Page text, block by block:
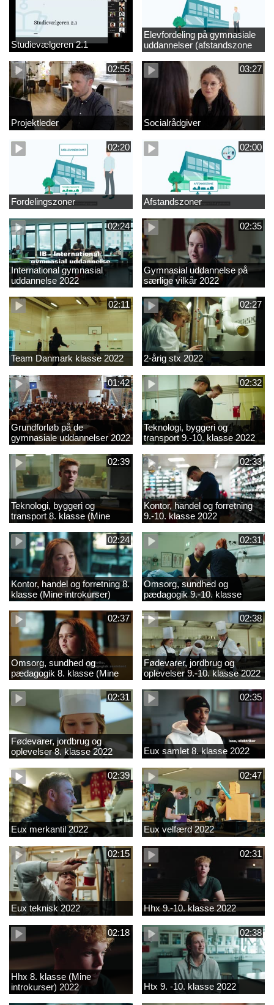
Studievælgeren 2.1
Elevfordeling på gymnasiale
uddannelser (afstandszone
redigeret)
02:55
Projektleder
03:27
Socialrådgiver
02:20
Fordelingszoner
02:00
Afstandszoner
02:24
International gymnasial
uddannelse 2022
02:35
Gymnasial uddannelse på
særlige vilkår 2022
02:11
Team Danmark klasse 2022
02:27
2-årig stx 2022
01:42
Grundforløb på de
gymnasiale uddannelser 2022
02:32
Teknologi, byggeri og
transport 9.-10. klasse 2022
02:39
Teknologi, byggeri og
transport 8. klasse (Mine
introkurser) 2022
02:33
Kontor, handel og forretning
9.-10. klasse 2022
02:24
Kontor, handel og forretning 8.
klasse (Mine introkurser)
2022
02:31
Omsorg, sundhed og
pædagogik 9.-10. klasse
2022
02:37
Omsorg, sundhed og
pædagogik 8. klasse (Mine
introkurser) 2022
02:38
Fødevarer, jordbrug og
oplevelser 9.-10. klasse 2022
02:31
Fødevarer, jordbrug og
oplevelser 8. klasse 2022
02:35
Eux samlet 8. klasse 2022
02:39
Eux merkantil 2022
02:47
Eux velfærd 2022
02:15
Eux teknisk 2022
02:31
Hhx 9.-10. klasse 2022
02:18
Hhx 8. klasse (Mine
introkurser) 2022
02:38
Htx 9. -10. klasse 2022